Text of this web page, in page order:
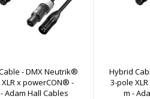
- DMX Neutrik®
x powerCON® -
Adam Hall Cables
Hybrid
3-pole
m -